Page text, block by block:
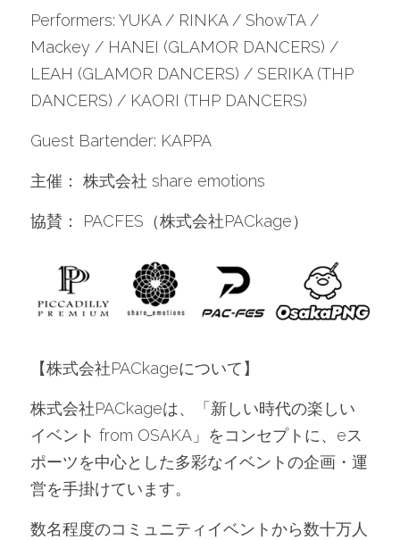
Performers: YUKA / RINKA / ShowTA /
Mackey / HANEI (GLAMOR DANCERS) /
LEAH (GLAMOR DANCERS) / SERIKA (THP
DANCERS) / KAORI (THP DANCERS)
Guest Bartender: KAPPA
主催： 株式会社 share emotions
協賛： PACFES（株式会社PACkage）
【株式会社PACkageについて】
株式会社PACkageは、「新しい時代の楽しい
イベント from OSAKA」をコンセプトに、eス
ポーツを中心とした多彩なイベントの企画・運
営を手掛けています。
数名程度のコミュニティイベントから数十万人